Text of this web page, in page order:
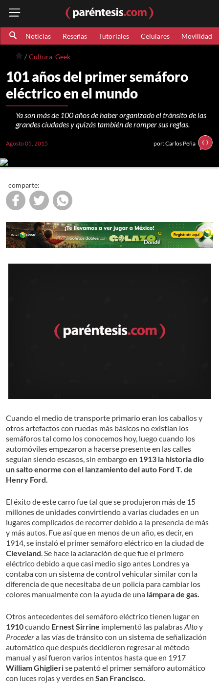
Noticias Reseñas Tutoriales Celulares Movilidad
Cultura_Geek
101 años del primer semáforo
eléctrico en el mundo
Ya son más de 100 años de haber organizado el tránsito de las
grandes ciudades y quizás también de romper sus reglas.
Agosto 05, 2015 por: Carlos Peña
comparte:
Cuando el medio de transporte primario eran los caballos y
otros artefactos con ruedas más básicos no existían los
semáforos tal como los conocemos hoy, luego cuando los
automóviles empezaron a hacerse presente en las calles
seguían siendo escasos, sin embargoen 1913 la historia dio
un salto enorme con el lanzamiento del auto Ford T. de
Henry Ford.
El éxito de este carro fue tal que se produjeron más de 15
millones de unidades convirtiendo a varias ciudades en un
lugares complicados de recorrer debido a la presencia de más
y más autos. Fue así que en menos de un año, es decir, en
1914, se instaló el primer semáforo eléctrico en la ciudad de
Cleveland. Se hace la aclaración de que fue el primero
eléctrico debido a que casi medio sigo antes Londres ya
contaba con un sistema de control vehicular similar con la
diferencia de que necesitaba de un policía para cambiar los
colores manualmente con la ayuda de una lámpara de gas.
Otros antecedentes del semáforo eléctrico tienen lugar en
1910cuando Ernest Sirrine implementó las palabrasAltoy
Procedera las vías de tránsito con un sistema de señalización
automático que después decidieron regresar al método
manual y así fueron varios intentos hasta que en 1917
William Ghiglierise patentó el primer semáforo automático
con luces rojas y verdes en San Francisco.